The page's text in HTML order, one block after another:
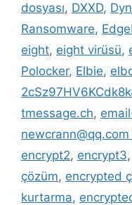
dosyası, DXXD,
Ransomware,
eight, eight virüsü,
Polocker, Elbie,
tmessage.ch,
encrypt2, encrypt3,
çözüm, encrypted
kurtarma,